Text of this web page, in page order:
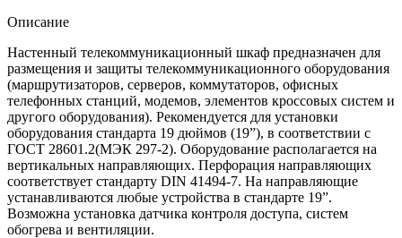
Описание
Настенный телекоммуникационный шкаф предназначен для
размещения и защиты телекоммуникационного оборудования
(маршрутизаторов, серверов, коммутаторов, офисных
телефонных станций, модемов, элементов кроссовых систем и
другого оборудования). Рекомендуется для установки
оборудования стандарта 19 дюймов (19”), в соответствии с
ГОСТ 28601.2(МЭК 297-2). Оборудование располагается на
вертикальных направляющих. Перфорация направляющих
соответствует стандарту DIN 41494-7. На направляющие
устанавливаются любые устройства в стандарте 19”.
Возможна установка датчика контроля доступа, систем
обогрева и вентиляции.